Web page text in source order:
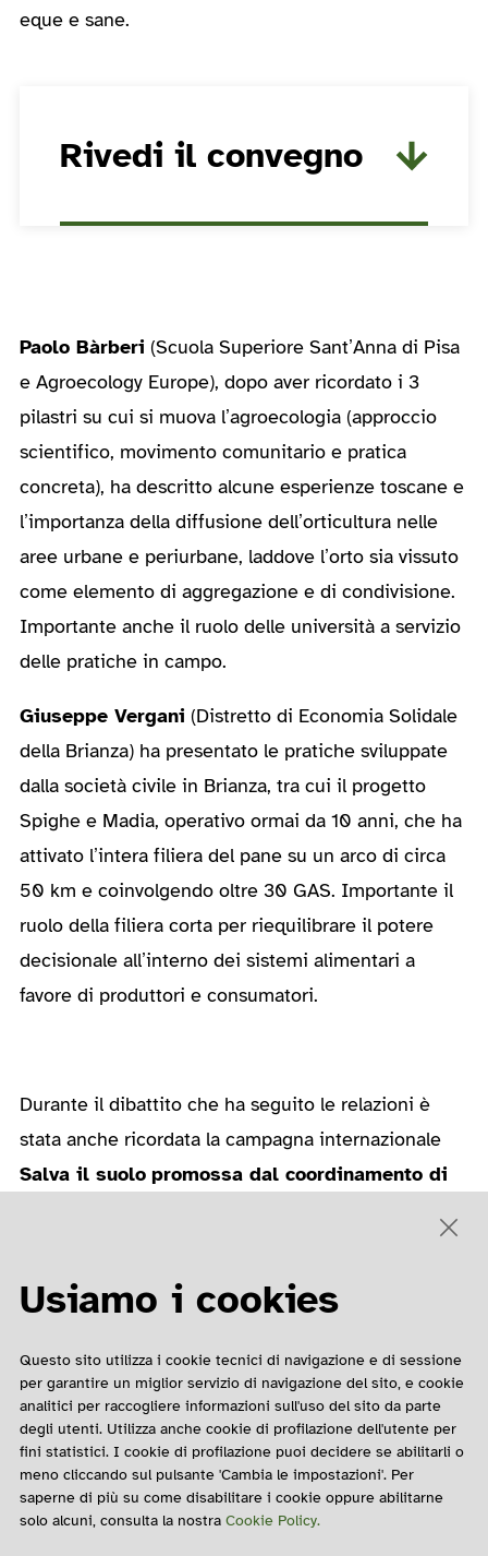
eque e sane.
Rivedi il convegno
Paolo Bàrberi (Scuola Superiore Sant’Anna di Pisa
e Agroecology Europe), dopo aver ricordato i 3
pilastri su cui si muova l’agroecologia (approccio
scientifico, movimento comunitario e pratica
concreta), ha descritto alcune esperienze toscane e
l’importanza della diffusione dell’orticultura nelle
aree urbane e periurbane, laddove l’orto sia vissuto
come elemento di aggregazione e di condivisione.
Importante anche il ruolo delle università a servizio
delle pratiche in campo.
Giuseppe Vergani (Distretto di Economia Solidale
della Brianza) ha presentato le pratiche sviluppate
dalla società civile in Brianza, tra cui il progetto
Spighe e Madia, operativo ormai da 10 anni, che ha
attivato l’intera filiera del pane su un arco di circa
50 km e coinvolgendo oltre 30 GAS. Importante il
ruolo della filiera corta per riequilibrare il potere
decisionale all’interno dei sistemi alimentari a
favore di produttori e consumatori.
Durante il dibattito che ha seguito le relazioni è
stata anche ricordata la campagna internazionale
Salva il suolo promossa dal coordinamento di
Legambiente, LIPU, WWF, FAI, ACLI e molte altre a
livello nazionale ed europeo. L’obiettivo è
raccogliere 1 milione di firme per ottenere una
direttiva europea per la tutela del suolo. Per
informazioni e per aderirewww.salvailsuolo.it
Per altri commenti al convegno, si veda
anche:https://foodcities.org/2016/11/24/cosa-e-
emerso-alle-metropoli-agricole-2016-
Usiamo i cookies
Questo sito utilizza i cookie tecnici di navigazione e di sessione
per garantire un miglior servizio di navigazione del sito, e cookie
analitici per raccogliere informazioni sull'uso del sito da parte
degli utenti. Utilizza anche cookie di profilazione dell'utente per
fini statistici. I cookie di profilazione puoi decidere se abilitarli o
meno cliccando sul pulsante 'Cambia le impostazioni'. Per
saperne di più su come disabilitare i cookie oppure abilitarne
solo alcuni, consulta la nostra Cookie Policy.